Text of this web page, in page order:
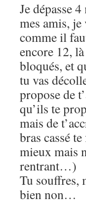
Je dépasse
mes amis, je
comme il
encore 12,
bloqués, et
tu vas
propose de
qu’ils te
mais de
bras cassé
mieux mais
rentrant…)
Tu souffres,
bien non…